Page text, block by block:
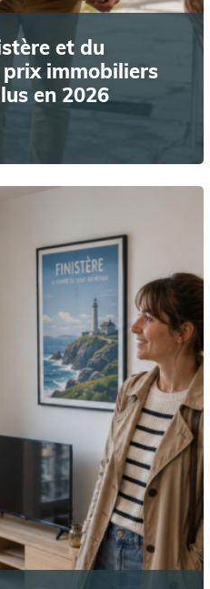
et du
immobiliers
en 2026